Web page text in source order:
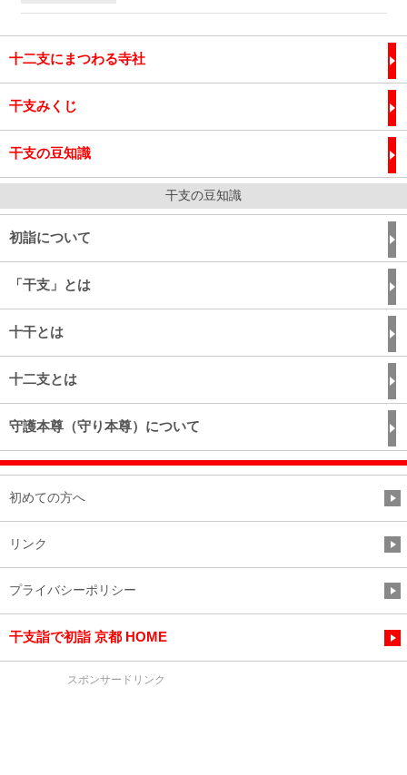
十二支にまつわる寺社
干支みくじ
干支の豆知識
干支の豆知識
初詣について
「干支」とは
十干とは
十二支とは
守護本尊（守り本尊）について
初めての方へ
リンク
プライバシーポリシー
干支詣で初詣 京都 HOME
スポンサードリンク